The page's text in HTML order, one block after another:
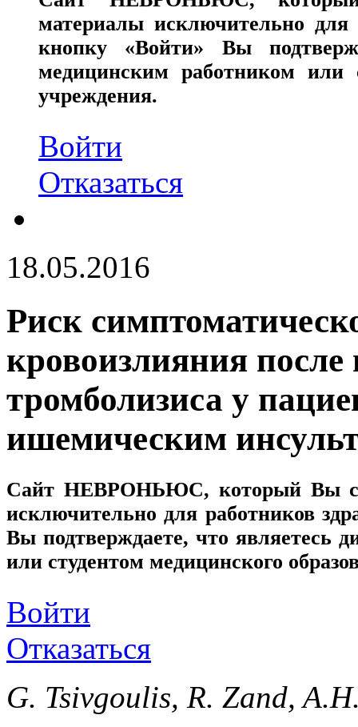
материалы исключительно для
кнопку «Войти» Вы
медицинским работником или
учреждения.
Войти
Отказаться
18.05.2016
Риск
кровоизлияния после
тромболизиса у
ишемическим
Сайт НЕВРОНЬЮС, который Вы
исключительно для работников
Вы подтверждаете, что являетесь
или студентом медицинского
Войти
Отказаться
G. Tsivgoulis, R. Zand,